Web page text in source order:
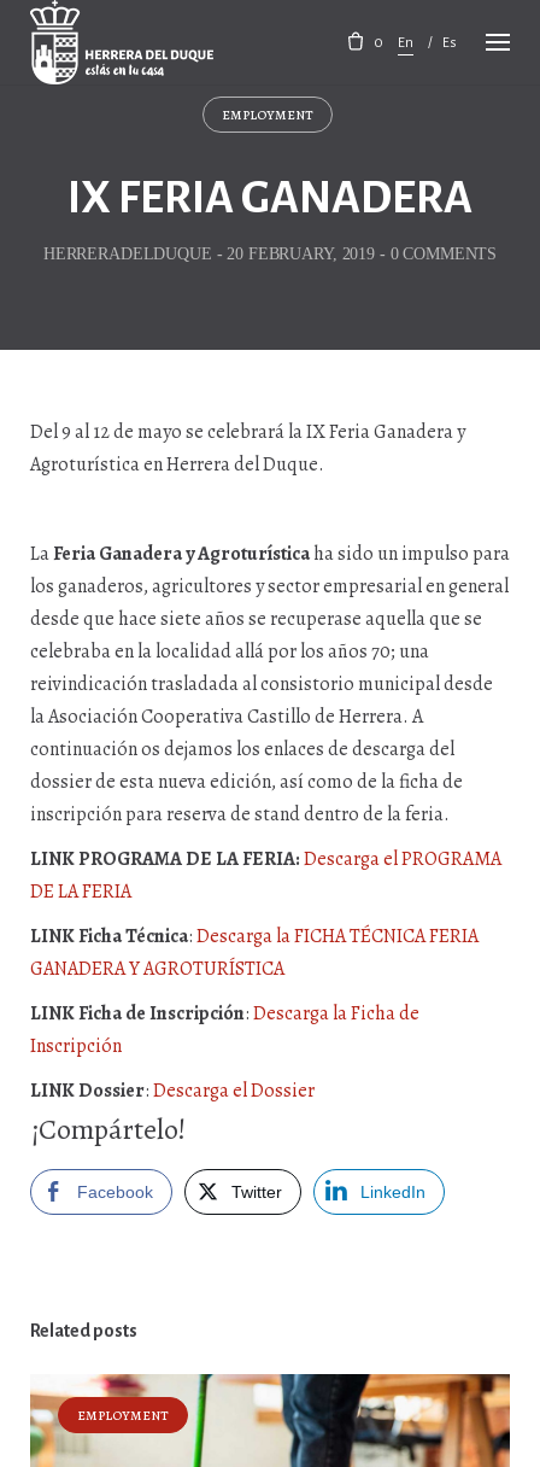
Skip
content
0 En Es
EMPLOYMENT
IX FERIA GANADERA
HERRERADELDUQUE - 20 FEBRUARY, 2019 - 0 COMMENTS
Del 9 al 12 de mayo se celebrará la IX Feria Ganadera y
Agroturística en Herrera del Duque.
LaFeria Ganadera y Agroturísticaha sido un impulso para
los ganaderos, agricultores y sector empresarial en general
desde que hace siete años se recuperase aquella que se
celebraba en la localidad allá por los años 70; una
reivindicación trasladada al consistorio municipal desde
la Asociación Cooperativa Castillo de Herrera. A
continuación os dejamos los enlaces de descarga del
dossier de esta nueva edición, así como de la ficha de
inscripción para reserva de stand dentro de la feria.
LINK PROGRAMA DE LA FERIA:Descarga el PROGRAMA
DE LA FERIA
LINK Ficha Técnica:Descarga la FICHA TÉCNICA FERIA
GANADERA Y AGROTURÍSTICA
LINK Ficha de Inscripción:Descarga la Ficha de
Inscripción
LINK Dossier:Descarga el Dossier
¡Compártelo!
Facebook Twitter LinkedIn
Related posts
EMPLOYMENT